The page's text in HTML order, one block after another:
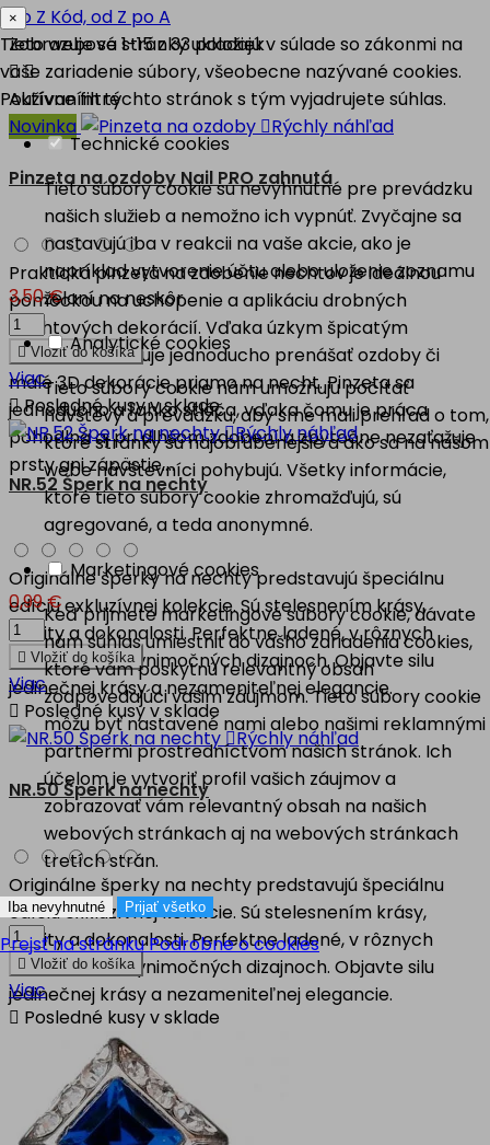
po Z Kód, od Z po A
Zobrazuje sa 1-15 z 33 položiek

Aktívne filtre
Novinka
Rýchly náhľad
Pinzeta na ozdoby Nail PRO zahnutá
Praktická pinzeta na zdobenie nechtov je ideálnou
pomôckou na uchopenie a aplikáciu drobných
nechtových dekorácií. Vďaka úzkym špicatým
koncom umožňuje jednoducho prenášať ozdoby či
malé 3D dekorácie priamo na necht. Pinzeta sa
jednoducho a ľahko stláča, vďaka čomu je práca
pohodlná aj pri dlhšom zdobení a zbytočne nezaťažuje
prsty ani zápästie....
3,50 €
Vložiť do košíka
Viac
Posledné kusy v sklade
Rýchly náhľad
NR.52 Šperk na nechty
Originálne šperky na nechty predstavujú špeciálnu
edíciu exkluzívnej kolekcie. Sú stelesnením krásy,
kvality a dokonalosti. Perfektne ladené, v rôznych
motívoch, vo výnimočných dizajnoch. Objavte silu
jedinečnej krásy a nezameniteľnej elegancie.
0,99 €
 Vložiť do košíka
Viac
 Posledné kusy v sklade
Rýchly náhľad
NR.50 Šperk na nechty
Originálne šperky na nechty predstavujú špeciálnu
edíciu exkluzívnej kolekcie. Sú stelesnením krásy,
kvality a dokonalosti. Perfektne ladené, v rôznych
motívoch, vo výnimočných dizajnoch. Objavte silu
jedinečnej krásy a nezameniteľnej elegancie.
0,99 €
 Vložiť do košíka
Viac
 Posledné kusy v sklade
×
Tieto webové stránky ukladajú v súlade so zákonmi na
vaše zariadenie súbory, všeobecne nazývané cookies.
Používaním týchto stránok s tým vyjadrujete súhlas.
Technické cookies
Tieto súbory cookie sú nevyhnutné pre prevádzku
našich služieb a nemožno ich vypnúť. Zvyčajne sa
nastavujú iba v reakcii na vaše akcie, ako je
napríklad vytvorenie účtu alebo uloženie zoznamu
želaní na neskôr.
Analytické cookies
Tieto súbory cookie nám umožňujú počítať
návštevy a prevádzku, aby sme mali prehľad o tom,
ktoré stránky sú najobľúbenejšie a ako sa na našom
webe návštevníci pohybujú. Všetky informácie,
ktoré tieto súbory cookie zhromažďujú, sú
agregované, a teda anonymné.
Marketingové cookies
Keď prijmete marketingové súbory cookie, dávate
nám súhlas umiestniť do vášho zariadenia cookies,
ktoré vám poskytnú relevantný obsah
zodpovedajúci vašim záujmom. Tieto súbory cookie
môžu byť nastavené nami alebo našimi reklamnými
partnermi prostredníctvom našich stránok. Ich
účelom je vytvoriť profil vašich záujmov a
zobrazovať vám relevantný obsah na našich
webových stránkach aj na webových stránkach
tretích strán.
Iba nevyhnutné Prijať všetko
Prejsť na stránku Podrobne o cookies